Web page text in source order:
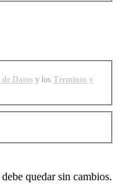
Datos y los Términos y
quedar sin cambios.